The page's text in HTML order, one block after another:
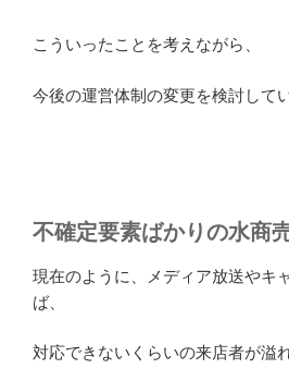
こういったことを考えながら、
今後の運営体制の変更を検討して
不確定要素ばかりの水商
現在のように、メディア放送やキ
ば、
対応できないくらいの来店者が溢